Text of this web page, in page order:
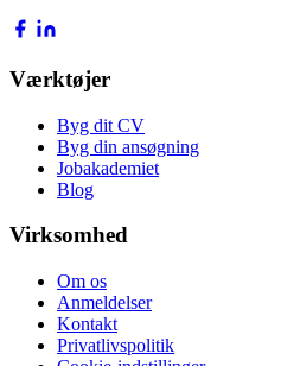
Værktøjer
Byg dit CV
Byg din ansøgning
Jobakademiet
Blog
Virksomhed
Om os
Anmeldelser
Kontakt
Privatlivspolitik